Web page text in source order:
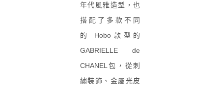
年代風雅造型，也
搭配了多款不同
的 Hobo款型的
GABRIELLE de
CHANEL包，從刺
繡裝飾、金屬光皮